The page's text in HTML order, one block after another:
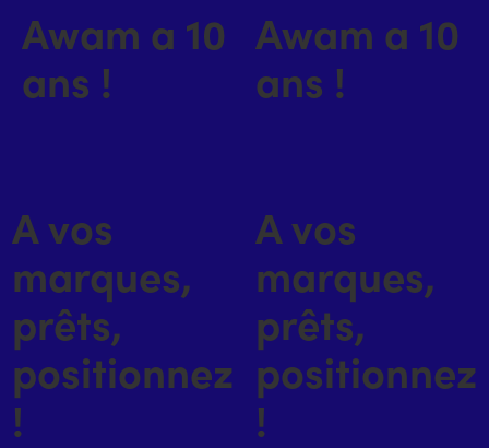
Awam a 10
ans !
Awam a 10
ans !
A vos
marques,
prêts,
positionnez
!
A vos
marques,
prêts,
positionnez
!